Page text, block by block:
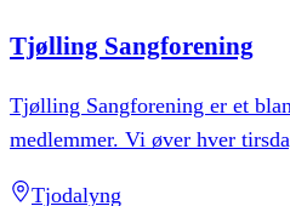
Tjølling Sangforening
Tjølling Sangforening er et
medlemmer. Vi øver hver
Tjodalyng